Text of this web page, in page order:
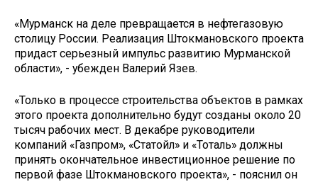
«Мурманск на деле превращается в нефтегазовую
столицу России. Реализация Штокмановского проекта
придаст серьезный импульс развитию Мурманской
области», - убежден Валерий Язев.
«Только в процессе строительства объектов в рамках
этого проекта дополнительно будут созданы около 20
тысяч рабочих мест. В декабре руководители
компаний «Газпром», «Статойл» и «Тоталь» должны
принять окончательное инвестиционное решение по
первой фазе Штокмановского проекта», - пояснил он